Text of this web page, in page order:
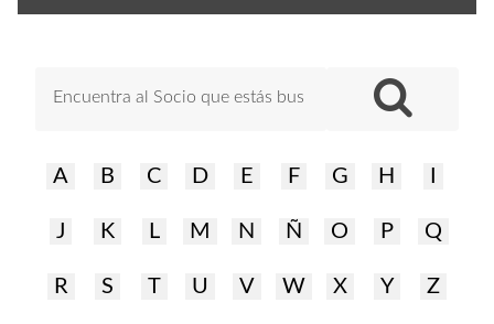
A B C D E F G H
J K L M N Ñ O P Q
R S T U V W X Y Z